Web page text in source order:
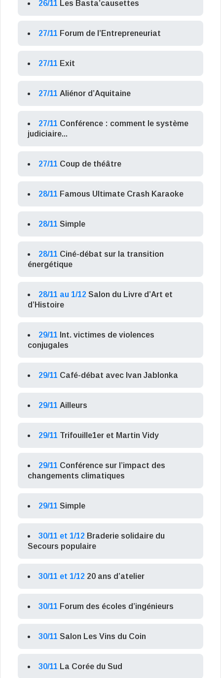
26/11 Les Basta’causettes
27/11 Forum de l’Entrepreneuriat
27/11 Exit
27/11 Aliénor d’Aquitaine
27/11 Conférence : comment le système
judiciaire...
27/11 Coup de théâtre
28/11 Famous Ultimate Crash Karaoke
28/11 Simple
28/11 Ciné-débat sur la transition
énergétique
28/11 au 1/12 Salon du Livre d’Art et
d’Histoire
29/11 Int. victimes de violences
conjugales
29/11 Café-débat avec Ivan Jablonka
29/11 Ailleurs
29/11 Trifouille1er et Martin Vidy
29/11 Conférence sur l’impact des
changements climatiques
29/11 Simple
30/11 et 1/12 Braderie solidaire du
Secours populaire
30/11 et 1/12 20 ans d’atelier
30/11 Forum des écoles d’ingénieurs
30/11 Salon Les Vins du Coin
30/11 La Corée du Sud